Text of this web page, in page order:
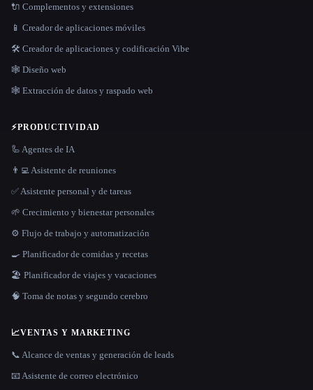
🔌 Complementos y extensiones
📱 Creador de aplicaciones móviles
🛠️ Creador de aplicaciones y codificación Vibe
🕸 Diseño web
🕸️ Extracción de datos y raspado web
⚡PRODUCTIVIDAD
🦾 Agentes de IA
👨‍💻 Asistente de reuniones
✅ Asistente personal y de tareas
🌱 Crecimiento y bienestar personales
⚙️ Flujo de trabajo y automatización
🍳 Planificador de comidas y recetas
🏖 Planificador de viajes y vacaciones
🧠 Toma de notas y segundo cerebro
📈VENTAS Y MARKETING
📞 Alcance de ventas y generación de leads
📧 Asistente de correo electrónico